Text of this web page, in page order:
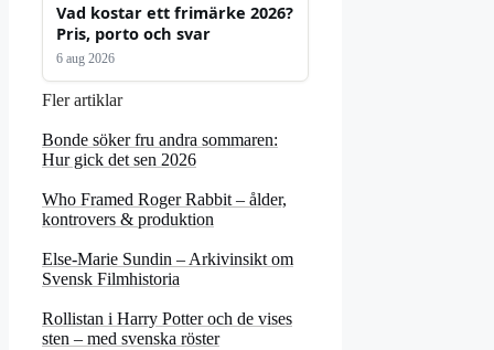
Vad kostar ett frimärke 2026?
Pris, porto och svar
6 aug 2026
Fler artiklar
Bonde söker fru andra sommaren:
Hur gick det sen 2026
Who Framed Roger Rabbit – ålder,
kontrovers & produktion
Else-Marie Sundin – Arkivinsikt om
Svensk Filmhistoria
Rollistan i Harry Potter och de vises
sten – med svenska röster